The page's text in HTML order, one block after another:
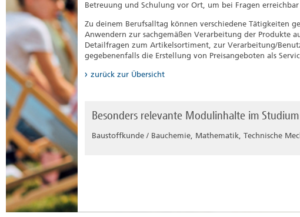
Betreuung und Schulung vor Ort, um bei Fragen
Zu deinem Berufsalltag können verschiedene Tätigkeiten
Anwendern zur sachgemäßen Verarbeitung der Produkte
Detailfragen zum Artikelsortiment, zur Verarbeitung/
gegebenenfalls die Erstellung von Preisangeboten als
zurück zur Übersicht
Besonders relevante Modulinhalte im Studium
Baustoffkunde / Bauchemie, Mathematik, Technische